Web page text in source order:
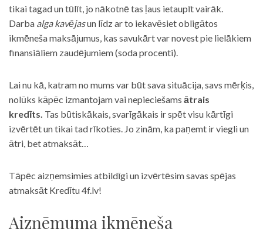
tikai tagad un tūlīt, jo nākotnē tas ļaus ietaupīt vairāk.
Darba alga kavējasun līdz ar to iekavēsiet obligātos
ikmēneša maksājumus, kas savukārt var novest pie lielākiem
finansiāliem zaudējumiem (soda procenti).
Lai nu kā, katram no mums var būt sava situācija, savs mērķis,
nolūks kāpēc izmantojam vai nepieciešams ātrais
kredīts. Tas būtiskākais, svarīgākais ir spēt visu kārtīgi
izvērtēt un tikai tad rīkoties. Jo zinām, ka paņemt ir viegli un
ātri, bet atmaksāt…
Tāpēc aizņemsimies atbildīgi un izvērtēsim savas spējas
atmaksāt Kredītu 4f.lv!
Aizņēmuma ikmēneša